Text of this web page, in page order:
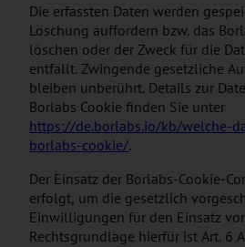
Die erfassten Daten werden
Löschung auffordern bzw. das
löschen oder der Zweck für die
entfällt. Zwingende gesetzliche
bleiben unberührt. Details zur
Borlabs Cookie finden Sie unter
https://de.borlabs.io/kb/welche-
borlabs-cookie/.
Der Einsatz der Borlabs-Cookie-
erfolgt, um die gesetzlich
Einwilligungen für den Einsatz
Rechtsgrundlage hierfür ist Art. 6